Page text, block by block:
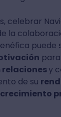
celebrar
la
puede
relacionesy
de su
crecimiento